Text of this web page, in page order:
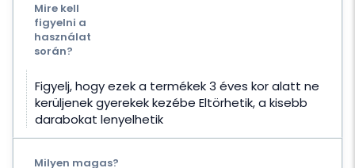
Mire kell
figyelni a
használat
során?
Figyelj, hogy ezek a termékek 3 éves kor alatt ne
kerüljenek gyerekek kezébe Eltörhetik, a kisebb
darabokat lenyelhetik
Milyen magas?